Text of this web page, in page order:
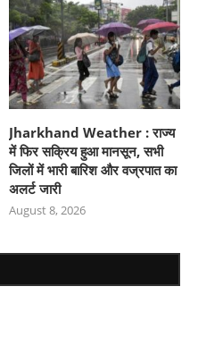
Jharkhand Weather : राज्य
में फिर सक्रिय हुआ मानसून, सभी
जिलों में भारी बारिश और वज्रपात का
अलर्ट जारी
August 8, 2026